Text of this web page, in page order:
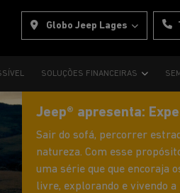
Globo Jeep Lages
SOLUÇÕES FINANCEIRAS
Jeep® apresenta:
Sair do sofá, percorrer
natureza. Com esse
uma série que que encoraja
livre, explorando e vivendo a